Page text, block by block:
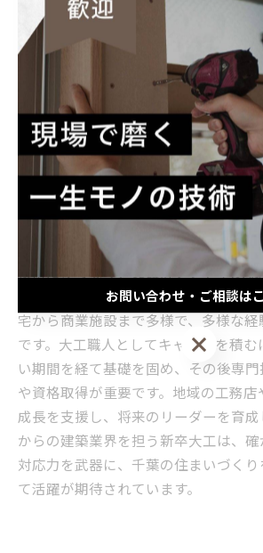
えた若い人材を歓迎し、次世代を担う
れています。
未来を切り拓く新卒大工のキャ
物語
千葉県は豊かな自然と都市の調和が
界も伝統工法と最新技術の融合に積極
ます。新卒大工にとって、この地域は
場です。現場では木材加工や組み立て
技術だけでなく、3D設計ソフトやIoT
ジタル技術も求められます。また、千
宅から商業施設まで多様で、多様な
です。大工職人としてキャリアを積
い期間を経て基礎を固め、その後専
や資格取得が重要です。地域の工務
成長を支援し、将来のリーダーを育
からの建築業界を担う新卒大工は、
対応力を武器に、千葉の住まいづく
て活躍が期待されています。
お問い合わせ・ご相談は
お問い合わせ・ご相談は